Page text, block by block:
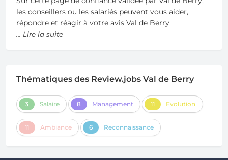
les conseillers ou les salariés peuvent vous aider,
répondre et réagir à votre avis Val de Berry
... Lire la suite
Thématiques des Review.jobs Val de Berry
3 Salaire 8 Management 11 Evolution
11 Ambiance 6 Reconnaissance